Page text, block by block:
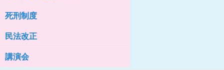
死刑制度
民法改正
講演会